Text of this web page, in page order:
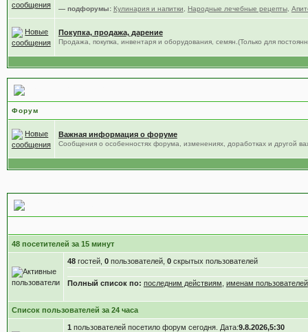
— подфорумы: Кулинария и напитки Народные лечебные рецепты,
Покупка, продажа, дарение
Продажа, покупка, инвентаря и оборудования, семян.(Только для
Форум
Важная информация о форуме
Сообщения о особенностях форума, изменениях, доработках и другой
48 посетителей за 15 минут
48гостей, 0пользователей, 0скрытых пользователей
Полный список по: последним действиям именам пользователей
Список пользователей за 24 часа
1 пользователей посетило форум сегодня. Дата:9.8.2026,5:30